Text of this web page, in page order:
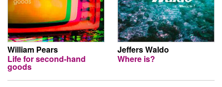
William Pears
Life for second-hand
goods
Jeffers Waldo
Where is?